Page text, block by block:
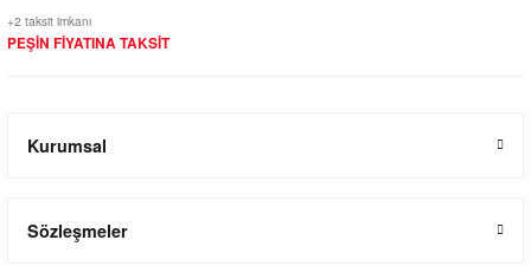
+2 taksit imkanı
PEŞİN FİYATINA TAKSİT
Kurumsal
Sözleşmeler